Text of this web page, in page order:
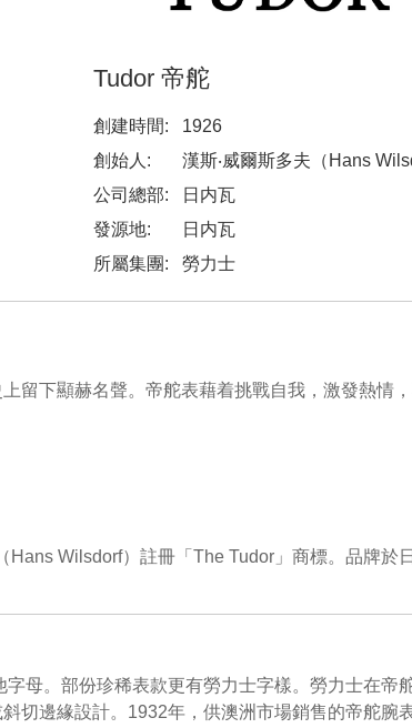
Tudor 帝舵
創建時間:
1926
創始人:
漢斯‧威爾斯多夫（Hans
公司總部:
日内瓦
發源地:
日内瓦
所屬集團:
勞力士
留下顯赫名聲。帝舵表藉着挑戰自我，激發熱情
Wilsdorf）註冊「The Tudor」商標。品牌於
母。部份珍稀表款更有勞力士字樣。勞力士在帝
切邊緣設計。1932年，供澳洲市場銷售的帝舵腕